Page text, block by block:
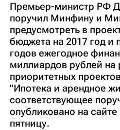
Премьер-министр РФ
поручил Минфину и
предусмотреть в
бюджета на 2017 год и
годов ежегодное
миллиардов рублей
приоритетных
"Ипотека и арендное
соответствующее
опубликовано на
пятницу.